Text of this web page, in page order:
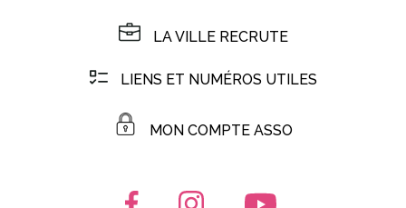
LA VILLE RECRUTE
LIENS ET NUMÉROS UTILES
MON COMPTE ASSO
Lien vers le compte Facebook
Lien vers le compte
Lien vers la chaîne